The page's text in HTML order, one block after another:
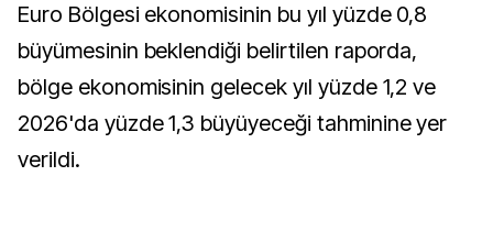
Euro Bölgesi ekonomisinin bu yıl yüzde 0,8
büyümesinin beklendiği belirtilen raporda,
bölge ekonomisinin gelecek yıl yüzde 1,2 ve
2026'da yüzde 1,3 büyüyeceği tahminine yer
verildi.